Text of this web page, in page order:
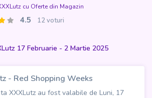
cu Oferte din Magazin
4.5 12 voturi
17 Februarie - 2 Martie 2025
- Red Shopping Weeks
XXXLutz au fost valabile de Luni, 17